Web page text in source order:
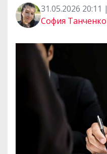
31.05.2026 20:11 |
София Танченко